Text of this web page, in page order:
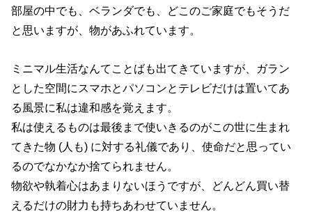
部屋の中でも、ベランダでも、どこのご家庭でもそうだ
と思いますが、物があふれています。
ミニマル生活なんてことばも出てきていますが、ガラン
とした空間にスマホとパソコンとテレビだけは置いてあ
る風景に私は違和感を覚えます。
私は使えるものは最後まで使いきるのがこの世に生まれ
てきた物 (人も) に対する礼儀であり、使命だと思ってい
るのでなかなか捨てられません。
物欲や執着心はあまりないほうですが、どんどん買い替
えるだけの財力も持ちあわせていません。